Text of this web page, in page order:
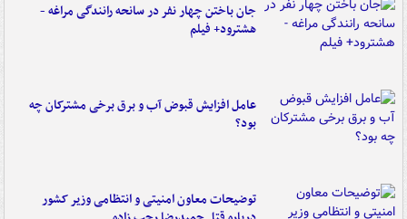
جان باختن چهار نفر در سانحه رانندگی مراغه -
هشترود+ فیلم
عامل افزایش قبوض آب و برق برخی مشترکان چه
بود؟
توضیحات معاون امنیتی و انتظامی وزیر کشور